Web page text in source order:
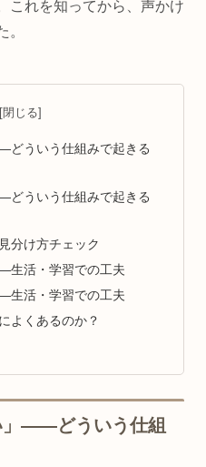
れを知ってから、声かけ
。
どういう仕組みで起きる
どういう仕組みで起きる
分け方チェック
生活・学習での工夫
生活・学習での工夫
よくあるのか？
」——どういう仕組